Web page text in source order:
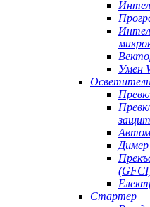
Умен
Димер
Стартер